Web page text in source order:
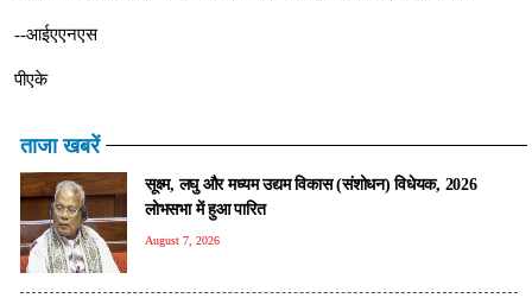
--आईएएनएस
पीएके
ताजा खबरें
सूक्ष्म, लघु और मध्यम उद्यम विकास (संशोधन) विधेयक, 2026
लोभसभा में हुआ पारित
August 7, 2026